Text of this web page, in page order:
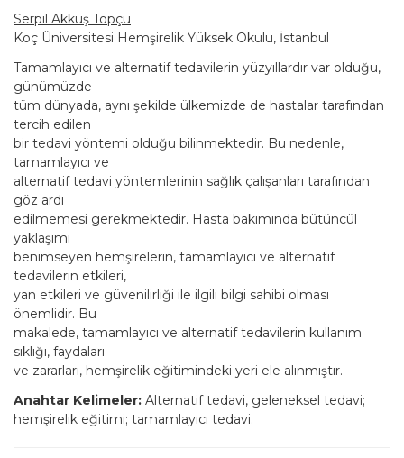
Serpil Akkuş Topçu
Koç Üniversitesi Hemşirelik Yüksek Okulu, İstanbul
Tamamlayıcı ve alternatif tedavilerin yüzyıllardır var olduğu,
günümüzde
tüm dünyada, aynı şekilde ülkemizde de hastalar tarafından
tercih edilen
bir tedavi yöntemi olduğu bilinmektedir. Bu nedenle,
tamamlayıcı ve
alternatif tedavi yöntemlerinin sağlık çalışanları tarafından
göz ardı
edilmemesi gerekmektedir. Hasta bakımında bütüncül
yaklaşımı
benimseyen hemşirelerin, tamamlayıcı ve alternatif
tedavilerin etkileri,
yan etkileri ve güvenilirliği ile ilgili bilgi sahibi olması
önemlidir. Bu
makalede, tamamlayıcı ve alternatif tedavilerin kullanım
sıklığı, faydaları
ve zararları, hemşirelik eğitimindeki yeri ele alınmıştır.
Anahtar Kelimeler: Alternatif tedavi, geleneksel tedavi;
hemşirelik eğitimi; tamamlayıcı tedavi.